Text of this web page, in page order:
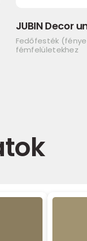
JUBIN Decor
Fedőfesték
fémfelületekhez